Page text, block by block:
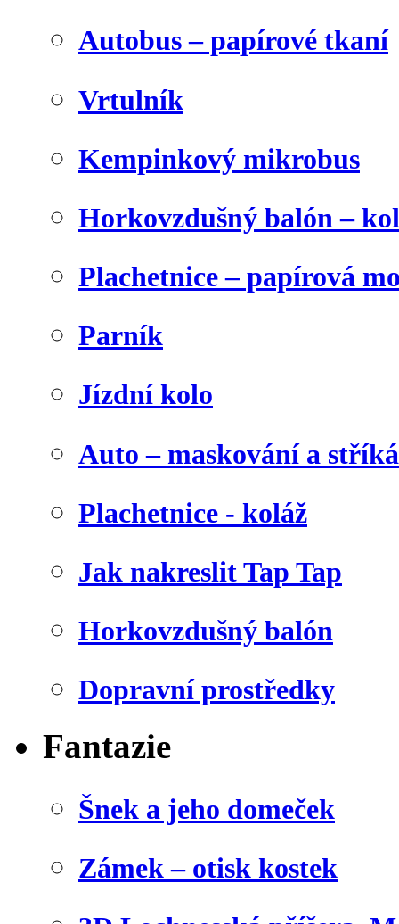
Autobus – papírové tkaní
Vrtulník
Kempinkový mikrobus
Horkovzdušný balón –
Plachetnice – papírová
Parník
Jízdní kolo
Auto – maskování a
Plachetnice - koláž
Jak nakreslit Tap Tap
Horkovzdušný balón
Dopravní prostředky
Fantazie
Šnek a jeho domeček
Zámek – otisk kostek